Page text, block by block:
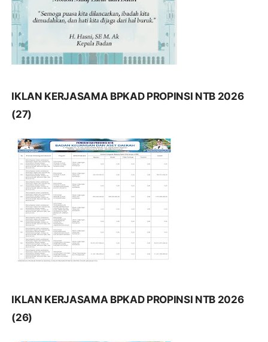
IKLAN KERJASAMA BPKAD PROPINSI NTB 2026
(27)
IKLAN KERJASAMA BPKAD PROPINSI NTB 2026
(26)